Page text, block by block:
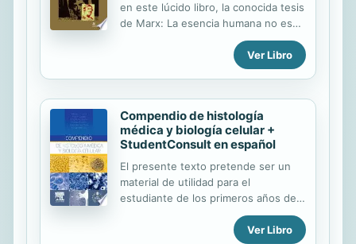
en este lúcido libro, la conocida tesis
de Marx: La esencia humana no es
algo abstracto inherente a cada
individuo, es, en realidad, el conjunto
de las relaciones sociales. Para en
del manicomio de Ciempozuelos la
historia clínica no 6966
correspondiente a la interna Aurora
Rodríguez, madre de Hildegart. Este
trabajo ha sido realizado con la
paciencia y la minuciosidad del
etnógrafo, pero sin su frialdad.
Sirviéndose de la historia oral, de la
documentación histórica, y de un
Ver Libro
Compendio de histología
médica y biología celular +
StudentConsult en español
El presente texto pretende ser un
material de utilidad para el
estudiante de los primeros años de
la licenciatura de Médico Cirujano.
Recoge en un lenguaje sencillo los
Ver Libro